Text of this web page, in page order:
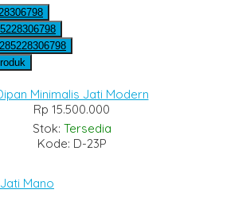
Minimalis Jati Modern
Rp 15.500.000
Stok: Tersedia
Kode: D-23P